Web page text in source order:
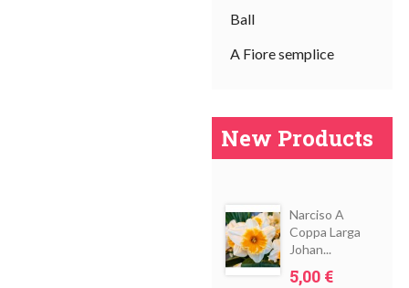
Ball
A Fiore semplice
New Products
Narciso A
Coppa Larga
Johan...
Prezzo
5,00 €